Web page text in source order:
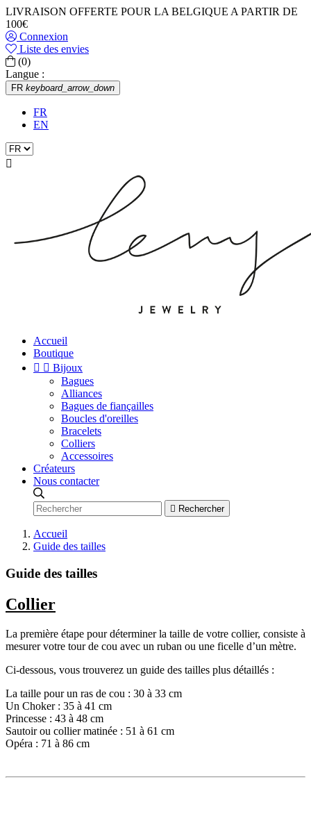
LIVRAISON OFFERTE POUR LA BELGIQUE A PARTIR DE
100€
Connexion
Liste des envies
(0)
Langue :
FR keyboard_arrow_down
FR
EN

Accueil
Boutique
  Bijoux
Bagues
Alliances
Bagues de fiançailles
Boucles d'oreilles
Bracelets
Colliers
Accessoires
Créateurs
Nous contacter
 Rechercher
Accueil
Guide des tailles
Guide des tailles
Collier
La première étape pour déterminer la taille de votre collier, consiste à
mesurer votre tour de cou avec un ruban ou une ficelle d’un mètre.
Ci-dessous, vous trouverez un guide des tailles plus détaillés :
La taille pour un ras de cou : 30 à 33 cm
Un Choker : 35 à 41 cm
Princesse : 43 à 48 cm
Sautoir ou collier matinée : 51 à 61 cm
Opéra : 71 à 86 cm